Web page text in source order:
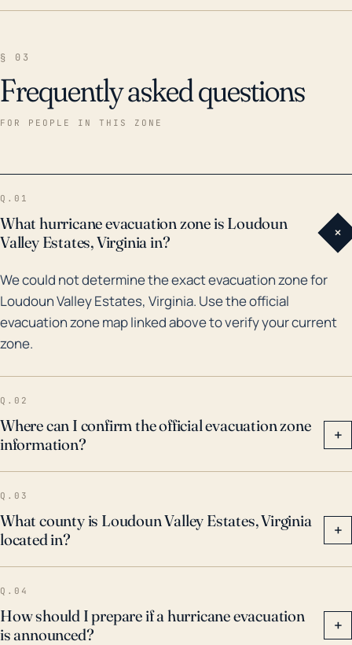
§ 03
Frequently asked questions
FOR PEOPLE IN THIS ZONE
Q.01
What hurricane evacuation zone is Loudoun
Valley Estates, Virginia in?
+
We could not determine the exact evacuation zone for
Loudoun Valley Estates, Virginia. Use the official
evacuation zone map linked above to verify your current
zone.
Q.02
Where can I confirm the official evacuation zone
information?
+
Q.03
What county is Loudoun Valley Estates, Virginia
located in?
+
Q.04
How should I prepare if a hurricane evacuation
is announced?
+